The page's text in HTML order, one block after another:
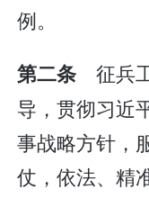
例。
第二条 征兵
导，贯彻习近
事战略方针，
仗，依法、精